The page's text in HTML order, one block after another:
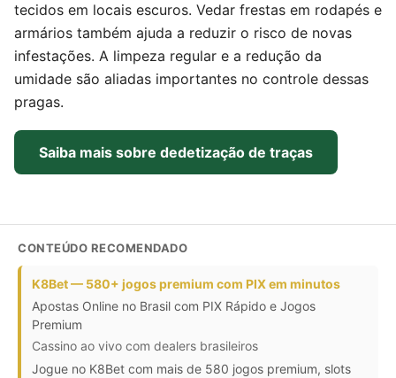
tecidos em locais escuros. Vedar frestas em rodapés e
armários também ajuda a reduzir o risco de novas
infestações. A limpeza regular e a redução da
umidade são aliadas importantes no controle dessas
pragas.
Saiba mais sobre dedetização de traças
CONTEÚDO RECOMENDADO
K8Bet — 580+ jogos premium com PIX em minutos
Apostas Online no Brasil com PIX Rápido e Jogos
Premium
Cassino ao vivo com dealers brasileiros
Jogue no K8Bet com mais de 580 jogos premium, slots